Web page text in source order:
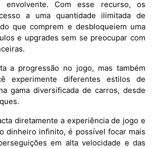
envolvente. Com esse recurso, os
a uma quantidade ilimitada de
que comprem e desbloqueiem uma
e upgrades sem se preocupar com
a progressão no jogo, mas também
experimente diferentes estilos de
gama diversificada de carros, desde
diretamente a experiência de jogo e
dinheiro infinito, é possível focar mais
em alta velocidade e das